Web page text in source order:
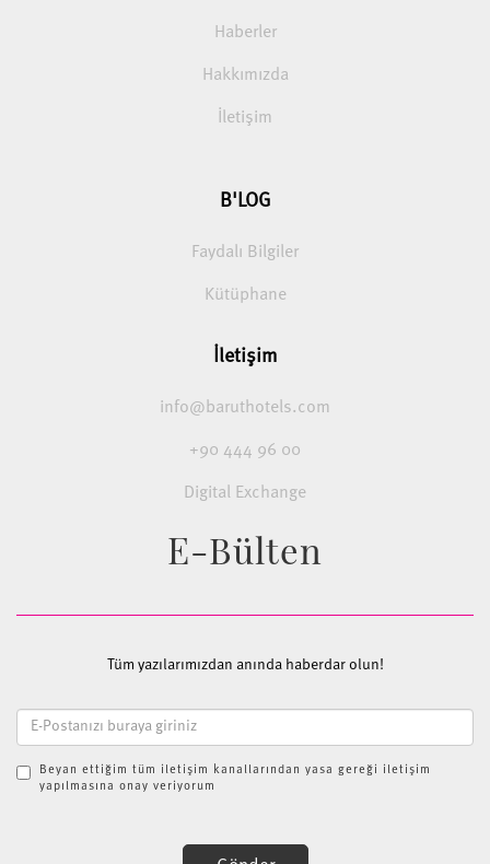
Haberler
Hakkımızda
İletişim
B'LOG
Faydalı Bilgiler
Kütüphane
İletişim
info@baruthotels.com
+90 444 96 00
Digital Exchange
E-Bülten
Tüm yazılarımızdan anında haberdar olun!
Beyan ettiğim tüm iletişim kanallarından yasa gereği iletişim
yapılmasına onay veriyorum